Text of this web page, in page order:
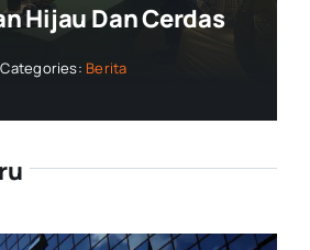
Hijau Dan Cerdas
Categories: Berita